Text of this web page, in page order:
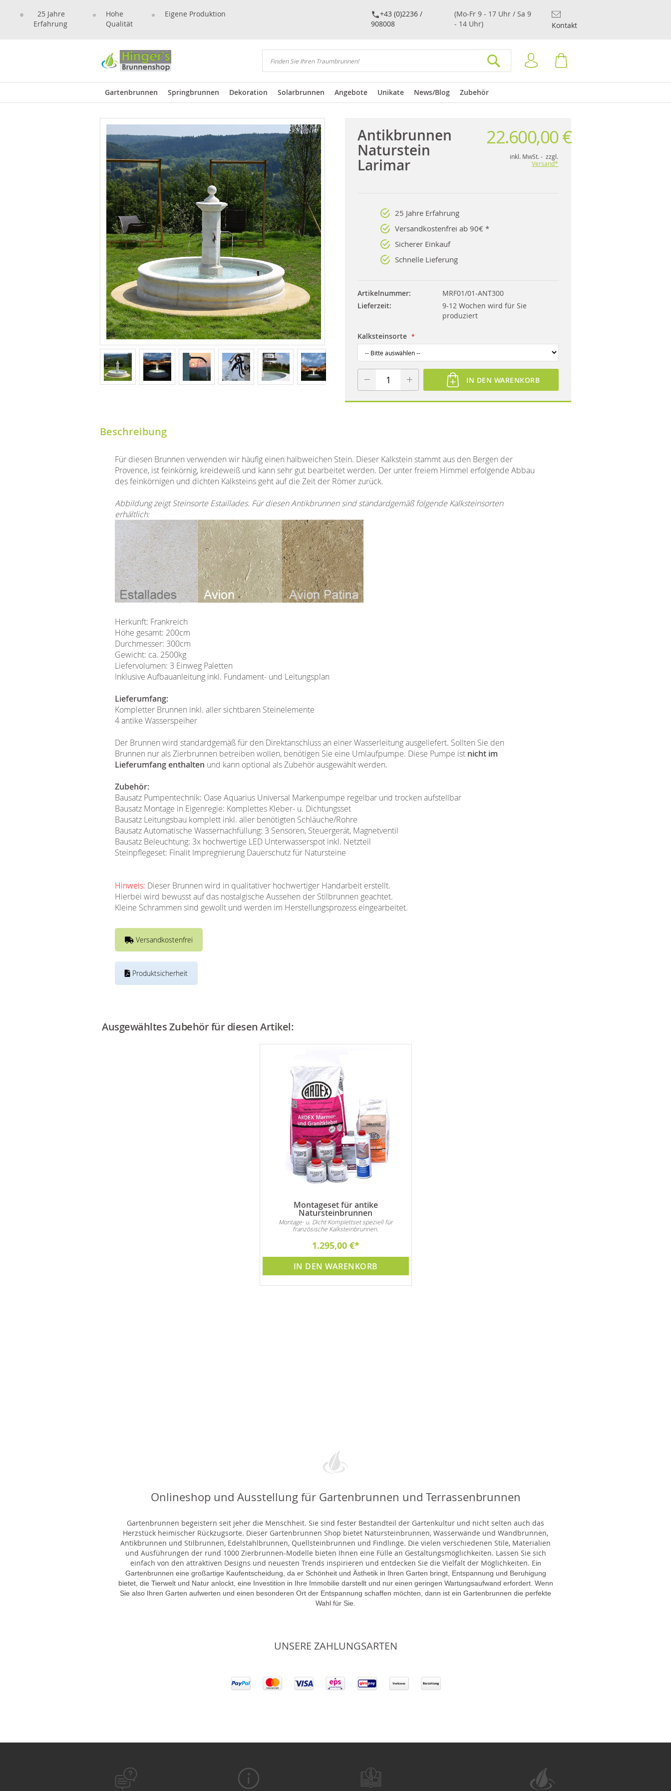
25 Jahre
Erfahrung
Hohe
Qualität
Eigene Produktion
+43 (0)2236 /
908008
(Mo-Fr 9 - 17 Uhr / Sa 9
- 14 Uhr)
Kontakt
Suchen
Anmelden
Gartenbrunnen Springbrunnen Dekoration Solarbrunnen Angebote Unikate News/Blog Zubehör
Antikbrunnen
Naturstein
Larimar
22.600,00 €
inkl. MwSt. - zzgl.
Versand*
25 Jahre Erfahrung
Versandkostenfrei ab 90€ *
Sicherer Einkauf
Schnelle Lieferung
Artikelnummer
MRF01/01-ANT300
Lieferzeit
9-12 Wochen wird für Sie
produziert
Kalksteinsorte
IN DEN WARENKORB
Beschreibung
Für diesen Brunnen verwenden wir häufig einen halbweichen Stein. Dieser Kalkstein stammt aus den Bergen der
Provence, ist feinkörnig, kreideweiß und kann sehr gut bearbeitet werden. Der unter freiem Himmel erfolgende Abbau
des feinkörnigen und dichten Kalksteins geht auf die Zeit der Römer zurück.
Abbildung zeigt Steinsorte Estaillades. Für diesen Antikbrunnen sind standardgemäß folgende Kalksteinsorten
erhältlich:
Herkunft: Frankreich
Höhe gesamt: 200cm
Durchmesser: 300cm
Gewicht: ca. 2500kg
Liefervolumen: 3 Einweg Paletten
Inklusive Aufbauanleitung inkl. Fundament- und Leitungsplan
Lieferumfang:
Kompletter Brunnen inkl. aller sichtbaren Steinelemente
4 antike Wasserspeiher
Der Brunnen wird standardgemäß für den Direktanschluss an einer Wasserleitung ausgeliefert. Sollten Sie den
Brunnen nur als Zierbrunnen betreiben wollen, benötigen Sie eine Umlaufpumpe. Diese Pumpe ist nicht im
Lieferumfang enthalten und kann optional als Zubehör ausgewählt werden.
Zubehör:
Bausatz Pumpentechnik: Oase Aquarius Universal Markenpumpe regelbar und trocken aufstellbar
Bausatz Montage in Eigenregie: Komplettes Kleber- u. Dichtungsset
Bausatz Leitungsbau komplett inkl. aller benötigten Schläuche/Rohre
Bausatz Automatische Wassernachfüllung: 3 Sensoren, Steuergerät, Magnetventil
Bausatz Beleuchtung: 3x hochwertige LED Unterwasserspot inkl. Netzteil
Steinpflegeset: Finalit Impregnierung Dauerschutz für Natursteine
Hinweis: Dieser Brunnen wird in qualitativer hochwertiger Handarbeit erstellt.
Hierbei wird bewusst auf das nostalgische Aussehen der Stilbrunnen geachtet.
Kleine Schrammen sind gewollt und werden im Herstellungsprozess eingearbeitet.
Versandkostenfrei
Produktsicherheit
Ausgewähltes Zubehör für diesen Artikel:
Montageset für antike
Natursteinbrunnen
Montage- u. Dicht Komplettset speziell für
französische Kalksteinbrunnen.
1.295,00 €
IN DEN WARENKORB
Onlineshop und Ausstellung für Gartenbrunnen und Terrassenbrunnen
Gartenbrunnen begeistern seit jeher die Menschheit. Sie sind fester Bestandteil der Gartenkultur und nicht selten auch das
Herzstück heimischer Rückzugsorte. Dieser Gartenbrunnen Shop bietet Natursteinbrunnen, Wasserwände und Wandbrunnen,
Antikbrunnen und Stilbrunnen, Edelstahlbrunnen, Quellsteinbrunnen und Findlinge. Die vielen verschiedenen Stile, Materialien
und Ausführungen der rund 1000 Zierbrunnen-Modelle bieten Ihnen eine Fülle an Gestaltungsmöglichkeiten. Lassen Sie sich
einfach von den attraktiven Designs und neuesten Trends inspirieren und entdecken Sie die Vielfalt der Möglichkeiten. Ein
Gartenbrunnen eine großartige Kaufentscheidung, da er Schönheit und Ästhetik in Ihren Garten bringt, Entspannung und Beruhigung
bietet, die Tierwelt und Natur anlockt, eine Investition in Ihre Immobilie darstellt und nur einen geringen Wartungsaufwand erfordert. Wenn
Sie also Ihren Garten aufwerten und einen besonderen Ort der Entspannung schaffen möchten, dann ist ein Gartenbrunnen die perfekte
Wahl für Sie.
UNSERE ZAHLUNGSARTEN